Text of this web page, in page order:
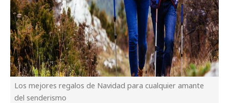
Los mejores regalos de Navidad para cualquier amante
del senderismo